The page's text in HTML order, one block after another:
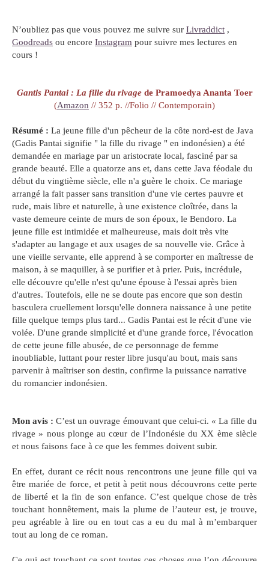
N’oubliez pas que vous pouvez me suivre sur Livraddict ,
Goodreads ou encore Instagram pour suivre mes lectures en
cours !
Gantis Pantai : La fille du rivage de Pramoedya Ananta Toer
(Amazon // 352 p. //Folio // Contemporain)
Résumé : La jeune fille d'un pêcheur de la côte nord-est de Java
(Gadis Pantai signifie " la fille du rivage " en indonésien) a été
demandée en mariage par un aristocrate local, fasciné par sa
grande beauté. Elle a quatorze ans et, dans cette Java féodale du
début du vingtième siècle, elle n'a guère le choix. Ce mariage
arrangé la fait passer sans transition d'une vie certes pauvre et
rude, mais libre et naturelle, à une existence cloîtrée, dans la
vaste demeure ceinte de murs de son époux, le Bendoro. La
jeune fille est intimidée et malheureuse, mais doit très vite
s'adapter au langage et aux usages de sa nouvelle vie. Grâce à
une vieille servante, elle apprend à se comporter en maîtresse de
maison, à se maquiller, à se purifier et à prier. Puis, incrédule,
elle découvre qu'elle n'est qu'une épouse à l'essai après bien
d'autres. Toutefois, elle ne se doute pas encore que son destin
basculera cruellement lorsqu'elle donnera naissance à une petite
fille quelque temps plus tard... Gadis Pantai est le récit d'une vie
volée. D'une grande simplicité et d'une grande force, l'évocation
de cette jeune fille abusée, de ce personnage de femme
inoubliable, luttant pour rester libre jusqu'au bout, mais sans
parvenir à maîtriser son destin, confirme la puissance narrative
du romancier indonésien.
Mon avis :C’est un ouvrage émouvant que celui-ci. « La fille du
rivage » nous plonge au cœur de l’Indonésie du XX ème siècle
et nous faisons face à ce que les femmes doivent subir.
En effet, durant ce récit nous rencontrons une jeune fille qui va
être mariée de force, et petit à petit nous découvrons cette perte
de liberté et la fin de son enfance. C’est quelque chose de très
touchant honnêtement, mais la plume de l’auteur est, je trouve,
peu agréable à lire ou en tout cas a eu du mal à m’embarquer
tout au long de ce roman.